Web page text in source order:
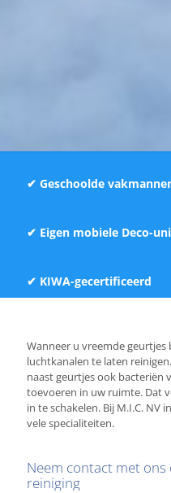
✔ Geschoolde
✔ Eigen mobiele Deco-
✔ KIWA-gecertificeerd
Wanneer u vreemde
luchtkanalen te laten
naast geurtjes ook bacteriën
toevoeren in uw ruimte. Dat
in te schakelen. Bij M.I.C. NV
vele specialiteiten.
Neem contact met
reiniging